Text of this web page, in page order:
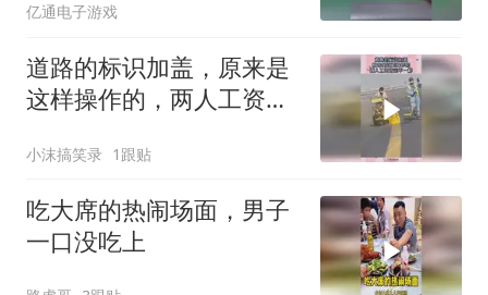
亿通电子游戏
道路的标识加盖，原来是
这样操作的，两人工资肯
小沫搞笑录 1跟贴
吃大席的热闹场面，男子
一口没吃上